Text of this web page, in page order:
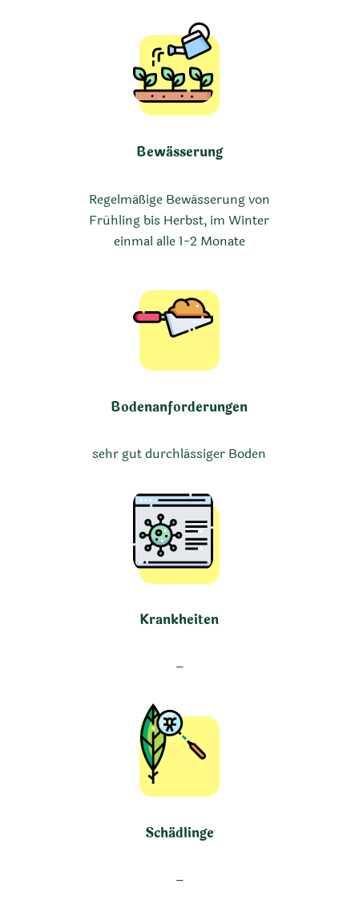
Bewässerung
Regelmäßige Bewässerung von
Frühling bis Herbst, im Winter
einmal alle 1-2 Monate
Bodenanforderungen
sehr gut durchlässiger Boden
Krankheiten
–
Schädlinge
–